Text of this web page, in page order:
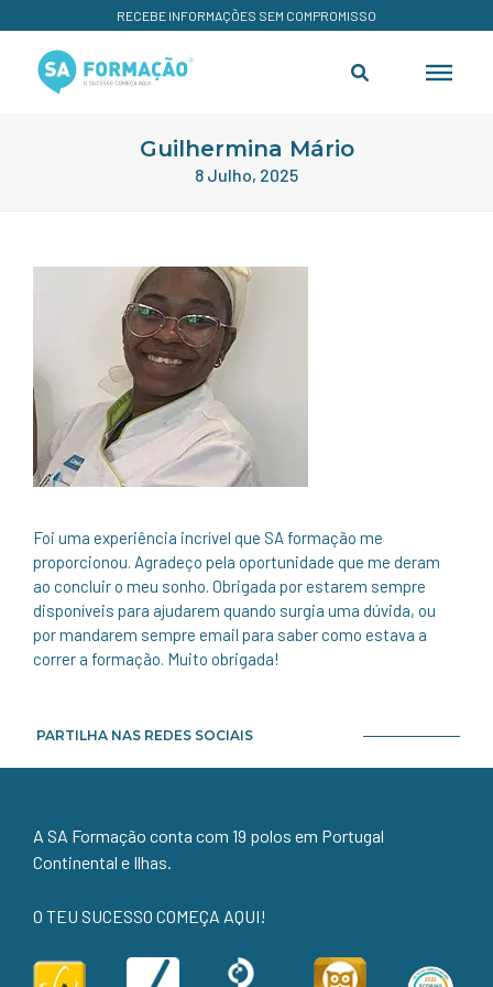
RECEBE INFORMAÇÕES SEM COMPROMISSO
Guilhermina Mário
8 Julho, 2025
Foi uma experiência incrível que SA formação me
proporcionou. Agradeço pela oportunidade que me deram
ao concluir o meu sonho. Obrigada por estarem sempre
disponíveis para ajudarem quando surgia uma dúvida, ou
por mandarem sempre email para saber como estava a
correr a formação. Muito obrigada!
PARTILHA NAS REDES SOCIAIS
A SA Formação conta com 19 polos em Portugal
Continental e Ilhas.
O TEU SUCESSO COMEÇA AQUI!